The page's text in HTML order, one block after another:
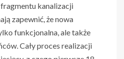
kanalizacji
zapewnić, że nowa
funkcjonalna, ale także
Cały proces realizacji